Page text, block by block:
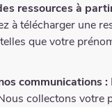
ressources à
à télécharger une
que votre
communications :
collectons votre